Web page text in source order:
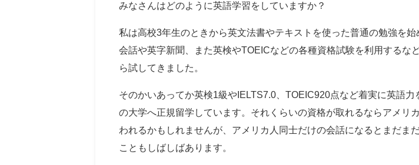
みなさんはどのように英語学習をしていますか？
私は高校3年生のときから英文法書やテキストを使った普通の勉強を
会話や英字新聞、また英検やTOEICなどの各種資格試験を利用するな
ら試してきました。
そのかいあってか英検1級やIELTS7.0、TOEIC920点など着実に英語力
の大学へ正規留学しています。それくらいの資格が取れるならアメリ
われるかもしれませんが、アメリカ人同士だけの会話になるとまだま
こともしばしばあります。